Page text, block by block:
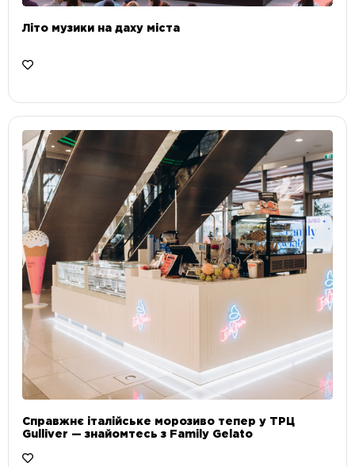
Літо музики на даху міста
Справжнє італійське морозиво тепер у ТРЦ
Gulliver — знайомтесь з Family Gelato